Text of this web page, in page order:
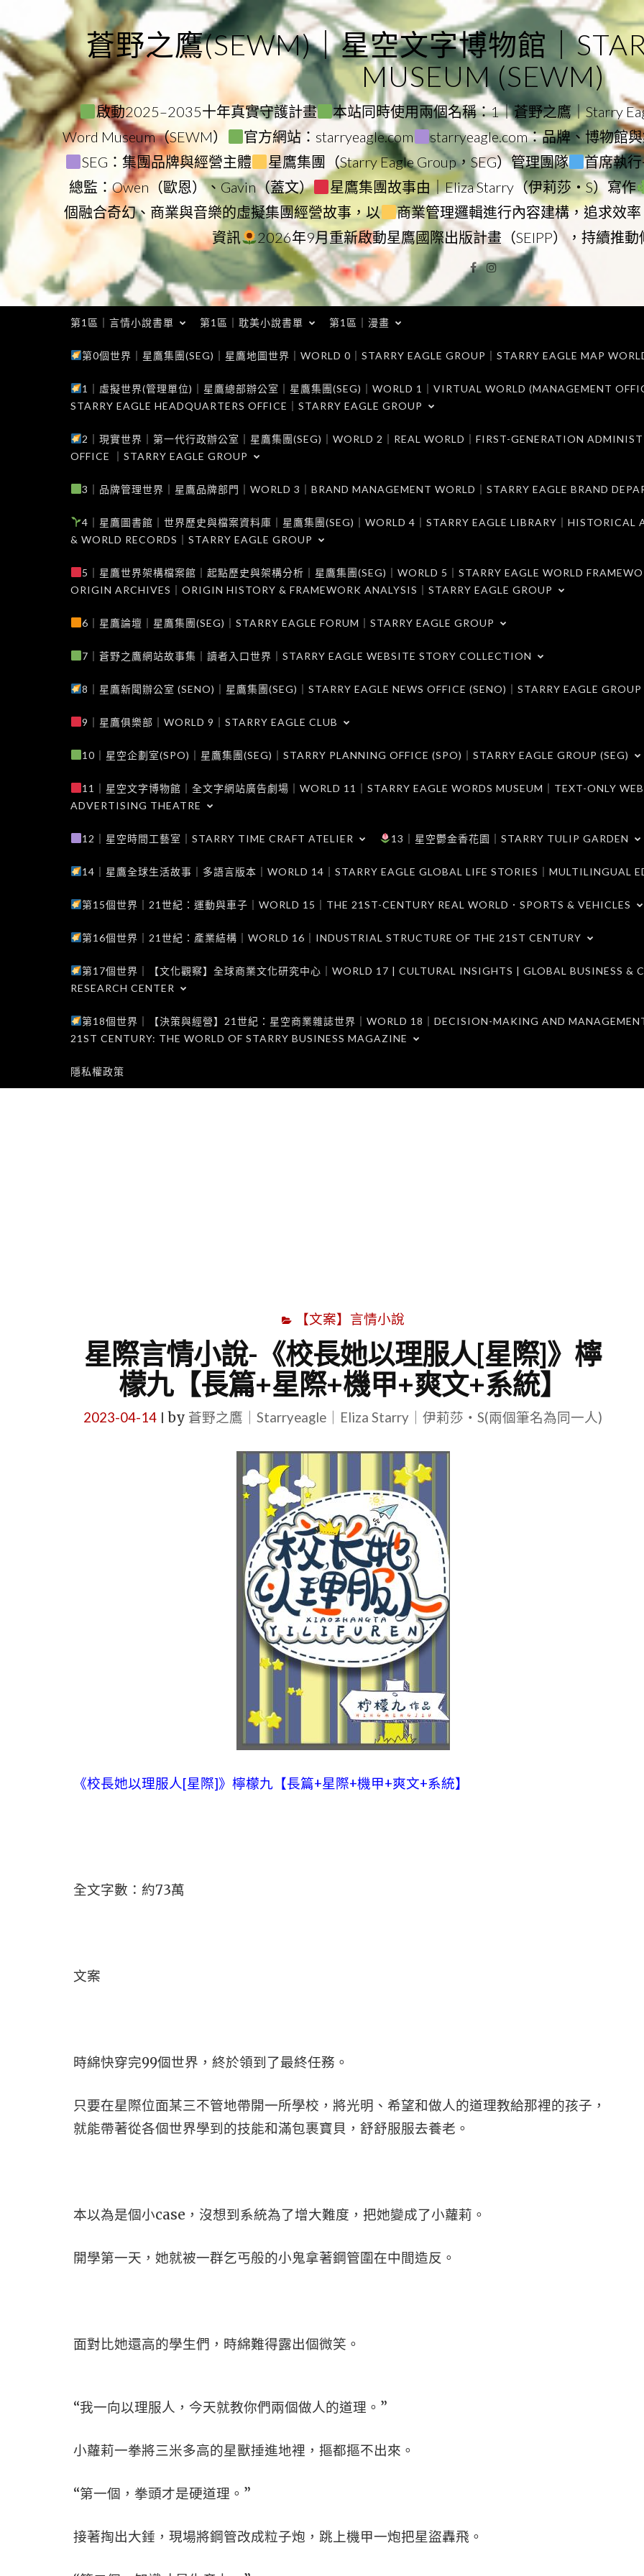
to
content
蒼野之鷹(SEWM)｜星空文字博物館｜
MUSEUM (SEWM)
啟動2025–2035十年真實守護計畫
本站同時使用兩個名稱：1｜蒼野之鷹｜Starry
Word Museum（SEWM）
官方網站：starryeagle.com starryeagle.com：品牌、博物館
SEG：集團品牌與經營主體
星鷹集團（Starry Eagle Group，SEG）管理團隊 首席執
總監：Owen（歐恩）、Gavin（蓋文）
星鷹集團故事由｜Eliza Starry（伊莉莎・S）寫作
個融合奇幻、商業與音樂的虛擬集團經營故事，以
商業管理邏輯進行內容建構，追求效
資訊
2026年9月重新啟動星鷹國際出版計畫（SEIPP），持續推
Facebook
Instagram
第1區｜言情小說書單 第1區｜耽美小說書單 第1區｜漫畫
第0個世界｜星鷹集團(SEG)｜星鷹地圖世界｜WORLD 0｜STARRY EAGLE GROUP｜STARRY EAGLE MAP
1｜虛擬世界(管理單位)｜星鷹總部辦公室｜星鷹集團(SEG)｜WORLD 1｜VIRTUAL WORLD (MANAGEMENT
STARRY EAGLE HEADQUARTERS OFFICE｜STARRY EAGLE GROUP
2｜現實世界｜第一代行政辦公室｜星鷹集團(SEG)｜WORLD 2｜REAL WORLD｜FIRST-GENERATION
OFFICE ｜STARRY EAGLE GROUP
3｜品牌管理世界｜星鷹品牌部門｜WORLD 3｜BRAND MANAGEMENT WORLD｜STARRY EAGLE BRAND
4｜星鷹圖書館｜世界歷史與檔案資料庫｜星鷹集團(SEG)｜WORLD 4｜STARRY EAGLE LIBRARY｜HISTORICAL
& WORLD RECORDS｜STARRY EAGLE GROUP
5｜星鷹世界架構檔案館｜起點歷史與架構分析｜星鷹集團(SEG)｜WORLD 5｜STARRY EAGLE WORLD
ORIGIN ARCHIVES｜ORIGIN HISTORY & FRAMEWORK ANALYSIS｜STARRY EAGLE GROUP
6｜星鷹論壇｜星鷹集團(SEG)｜STARRY EAGLE FORUM｜STARRY EAGLE GROUP
7｜蒼野之鷹網站故事集｜讀者入口世界｜STARRY EAGLE WEBSITE STORY COLLECTION
8｜星鷹新聞辦公室 (SENO)｜星鷹集團(SEG)｜STARRY EAGLE NEWS OFFICE (SENO)｜STARRY EAGLE GROUP
9｜星鷹俱樂部｜WORLD 9｜STARRY EAGLE CLUB
10｜星空企劃室(SPO)｜星鷹集團(SEG)｜STARRY PLANNING OFFICE (SPO)｜STARRY EAGLE GROUP (SEG)
11｜星空文字博物館｜全文字網站廣告劇場｜WORLD 11｜STARRY EAGLE WORDS MUSEUM｜TEXT-ONLY
ADVERTISING THEATRE
12｜星空時間工藝室｜STARRY TIME CRAFT ATELIER 13｜星空鬱金香花園｜STARRY TULIP GARDEN
14｜星鷹全球生活故事｜多語言版本｜WORLD 14｜STARRY EAGLE GLOBAL LIFE STORIES｜MULTILINGUAL
第15個世界｜21世紀：運動與車子｜WORLD 15｜THE 21ST-CENTURY REAL WORLD．SPORTS & VEHICLES
第16個世界｜21世紀：產業結構｜WORLD 16｜INDUSTRIAL STRUCTURE OF THE 21ST CENTURY
第17個世界｜【文化觀察】全球商業文化研究中心｜WORLD 17 | CULTURAL INSIGHTS | GLOBAL BUSINESS &
RESEARCH CENTER
第18個世界｜【決策與經營】21世紀：星空商業雜誌世界｜WORLD 18｜DECISION-MAKING AND
21ST CENTURY: THE WORLD OF STARRY BUSINESS MAGAZINE
隱私權政策
【文案】言情小說
星際言情小說-《校長她以理服人[星際]》檸
檬九【長篇+星際+機甲+爽文+系統】
2023-04-14 by 蒼野之鷹｜Starryeagle｜Eliza Starry｜伊莉莎・S(兩個筆名為同一人)
《校長她以理服人[星際]》檸檬九【長篇+星際+機甲+爽文+系統】
全文字數：約73萬
文案
時綿快穿完99個世界，終於領到了最終任務。
只要在星際位面某三不管地帶開一所學校，將光明、希望和做人的道理教給那裡的孩子，
就能帶著從各個世界學到的技能和滿包裹寶貝，舒舒服服去養老。
本以為是個小case，沒想到系統為了增大難度，把她變成了小蘿莉。
開學第一天，她就被一群乞丐般的小鬼拿著鋼管圍在中間造反。
面對比她還高的學生們，時綿難得露出個微笑。
“我一向以理服人，今天就教你們兩個做人的道理。”
小蘿莉一拳將三米多高的星獸捶進地裡，摳都摳不出來。
“第一個，拳頭才是硬道理。”
接著掏出大錘，現場將鋼管改成粒子炮，跳上機甲一炮把星盜轟飛。